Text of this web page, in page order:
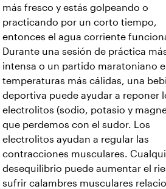
más fresco y estás golpeando o
practicando por un corto tiempo,
entonces el agua corriente
Durante una sesión de práctica
intensa o un partido maratoniano
temperaturas más cálidas, una
deportiva puede ayudar a reponer
electrolitos (sodio, potasio y
que perdemos con el sudor. Los
electrolitos ayudan a regular las
contracciones musculares.
desequilibrio puede aumentar el
sufrir calambres musculares